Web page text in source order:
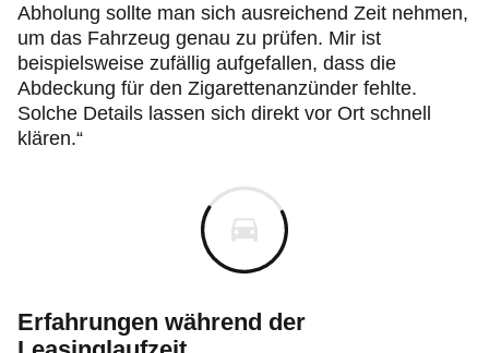
Abholung sollte man sich ausreichend Zeit nehmen,
um das Fahrzeug genau zu prüfen. Mir ist
beispielsweise zufällig aufgefallen, dass die
Abdeckung für den Zigarettenanzünder fehlte.
Solche Details lassen sich direkt vor Ort schnell
klären.“
Erfahrungen während der